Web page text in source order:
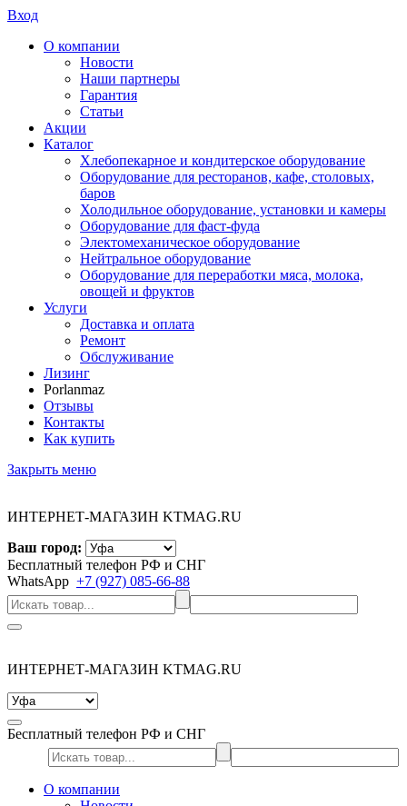
Вход
О компании
Новости
Наши партнеры
Гарантия
Статьи
Акции
Каталог
Хлебопекарное и кондитерское оборудование
Оборудование для ресторанов, кафе, столовых,
баров
Холодильное оборудование, установки и камеры
Оборудование для фаст-фуда
Электомеханическое оборудование
Нейтральное оборудование
Оборудование для переработки мяса, молока,
овощей и фруктов
Услуги
Доставка и оплата
Ремонт
Обслуживание
Лизинг
Porlanmaz
Отзывы
Контакты
Как купить
Закрыть меню
ИНТЕРНЕТ-МАГАЗИН KTMAG.RU
Ваш город:
Бесплатный телефон РФ и СНГ
WhatsApp +7 (927) 085-66-88
ИНТЕРНЕТ-МАГАЗИН KTMAG.RU
Бесплатный телефон РФ и СНГ
О компании